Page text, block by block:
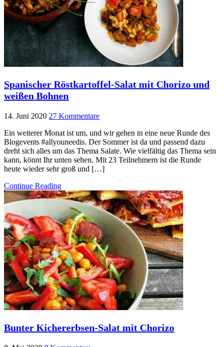
Spanischer Röstkartoffel-Salat mit Chorizo und
weißen Bohnen
14. Juni 2020 27 Kommentare
Ein weiterer Monat ist um, und wir gehen in eine neue Runde des
Blogevents #allyouneedis. Der Sommer ist da und passend dazu
dreht sich alles um das Thema Salate. Wie vielfältig das Thema sein
kann, könnt Ihr unten sehen. Mit 23 Teilnehmern ist die Runde
heute wieder sehr groß und […]
Continue Reading
Bunter Kichererbsen-Salat mit Chorizo